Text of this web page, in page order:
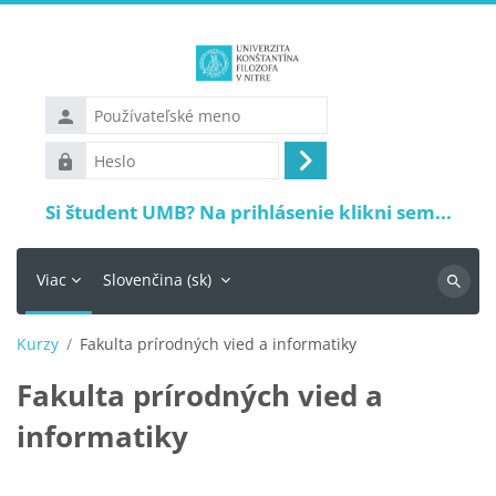
Používateľské
meno
Heslo
Prihlásiť
sa
Si študent UMB? Na prihlásenie klikni sem...
Viac Slovenčina ‎(sk)‎
Kurzy Fakulta prírodných vied a informatiky
Fakulta prírodných vied a
informatiky